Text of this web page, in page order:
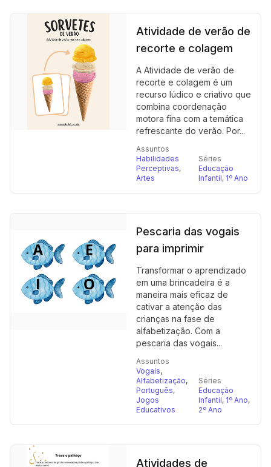
Atividade de verão de
recorte e colagem
A Atividade de verão de
recorte e colagem é um
recurso lúdico e criativo que
combina coordenação
motora fina com a temática
refrescante do verão. Por...
Assuntos
Habilidades
Perceptivas,
Artes
Séries
Educação
Infantil, 1º Ano
Pescaria das vogais
para imprimir
Transformar o aprendizado
em uma brincadeira é a
maneira mais eficaz de
cativar a atenção das
crianças na fase de
alfabetização. Com a
pescaria das vogais...
Assuntos
Vogais,
Alfabetização,
Português,
Jogos
Educativos
Séries
Educação
Infantil, 1º Ano,
2º Ano
Atividades de